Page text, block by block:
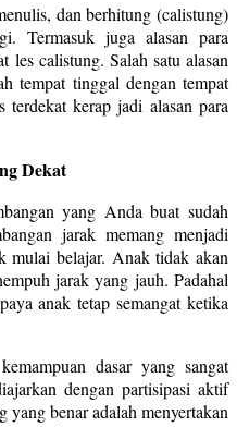
dan berhitung (calistung)
Termasuk juga alasan para
les calistung. Salah satu alasan
tempat tinggal dengan tempat
kerap jadi alasan para
Dekat
yang Anda buat sudah
jarak memang menjadi
mulai belajar. Anak tidak akan
jarak yang jauh. Padahal
anak tetap semangat ketika
dasar yang sangat
dengan partisipasi aktif
benar adalah menyertakan